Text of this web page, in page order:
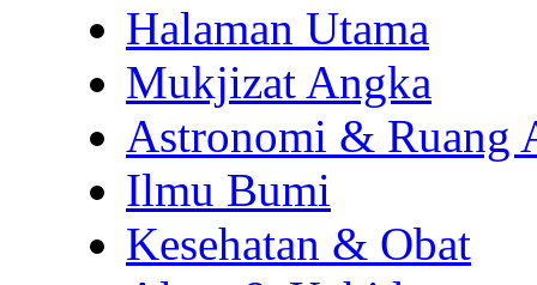
Halaman Utama
Mukjizat Angka
Astronomi & Ruang
Ilmu Bumi
Kesehatan & Obat